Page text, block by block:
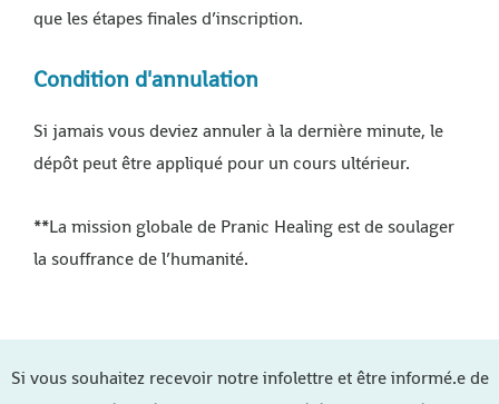
que les étapes finales d’inscription.
Condition d'annulation
Si jamais vous deviez annuler à la dernière minute, le
dépôt peut être appliqué pour un cours ultérieur.
**La mission globale de Pranic Healing est de soulager
la souffrance de l’humanité.
Si vous souhaitez recevoir notre infolettre et être informé.e de